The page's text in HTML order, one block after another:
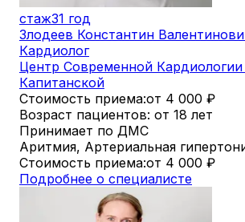
стаж31 год
Злодеев Константин
Кардиолог
Центр Современной Кардиологии
Капитанской
Стоимость приема:от 4 000 ₽
Возраст пациентов: от 18 лет
Принимает по ДМС
Аритмия, Артериальная
Стоимость приема:от 4 000 ₽
Подробнее о специалисте